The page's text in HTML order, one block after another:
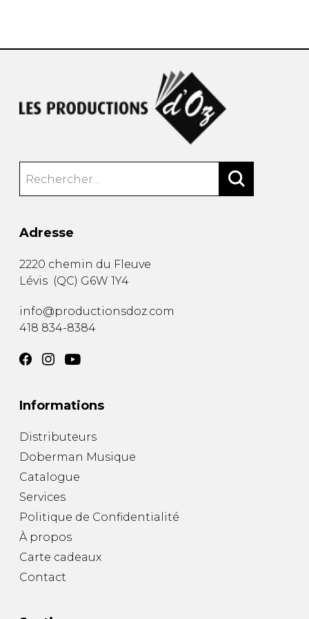
Adresse
2220 chemin du Fleuve
Lévis (QC) G6W 1Y4
info@productionsdoz.com
418 834-8384
Informations
Distributeurs
Doberman Musique
Catalogue
Services
Politique de Confidentialité
À propos
Carte cadeaux
Contact